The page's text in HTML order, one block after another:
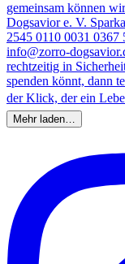
Mehr laden…